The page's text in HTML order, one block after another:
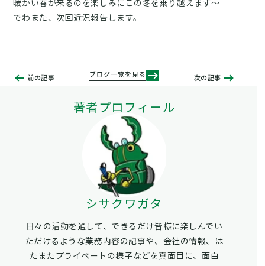
著者プロフィール
シサクワガタ
日々の活動を通して、できるだけ皆様に楽しんでい
ただけるような業務内容の記事や、会社の情報、は
たまたプライベートの様子などを真面目に、面白
暖かい春が来るのを楽しみにこの冬を乗り越えます～
でわまた、次回近況報告します。
前の記事 ブログ一覧を見る 次の記事